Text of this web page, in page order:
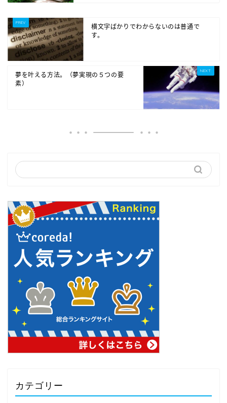
横文字ばかりでわからないのは普通で
す。
夢を叶える方法。（夢実現の５つの要
素）
カテゴリー